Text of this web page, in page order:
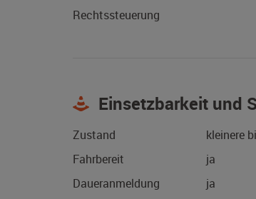
Rechtssteuerung
Einsetzbarkeit und
Zustand
kleinere
Fahrbereit
ja
Daueranmeldung
ja